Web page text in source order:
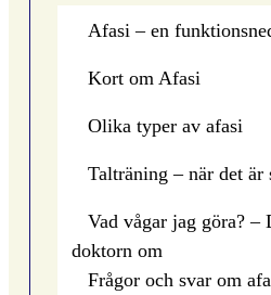
Afasi – en
Kort om Afasi
Olika typer av afasi
Talträning – när det är
Vad vågar jag göra? –
doktorn om
Frågor och svar om